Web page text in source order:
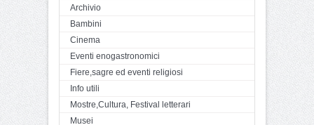
Archivio
Bambini
Cinema
Eventi enogastronomici
Fiere,sagre ed eventi religiosi
Info utili
Mostre,Cultura, Festival letterari
Musei